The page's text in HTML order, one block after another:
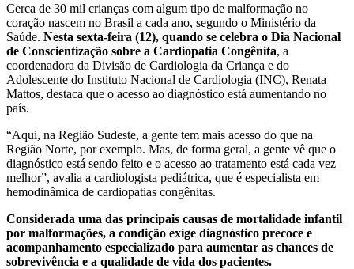
Cerca de 30 mil crianças com algum tipo de malformação no
coração nascem no Brasil a cada ano, segundo o Ministério da
Saúde. Nesta sexta-feira (12), quando se celebra o Dia Nacional
de Conscientização sobre a Cardiopatia Congênita, a
coordenadora da Divisão de Cardiologia da Criança e do
Adolescente do Instituto Nacional de Cardiologia (INC), Renata
Mattos, destaca que o acesso ao diagnóstico está aumentando no
país.
“Aqui, na Região Sudeste, a gente tem mais acesso do que na
Região Norte, por exemplo. Mas, de forma geral, a gente vê que o
diagnóstico está sendo feito e o acesso ao tratamento está cada vez
melhor”, avalia a cardiologista pediátrica, que é especialista em
hemodinâmica de cardiopatias congênitas.
Considerada uma das principais causas de mortalidade infantil
por malformações, a condição exige diagnóstico precoce e
acompanhamento especializado para aumentar as chances de
sobrevivência e a qualidade de vida dos pacientes.